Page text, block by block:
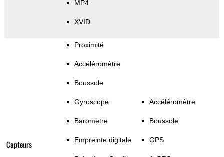
MP4
XVID
Capteurs
Proximité
Accéléromètre
Boussole
Gyroscope
Baromètre
Empreinte digitale
Accéléromètre
Boussole
GPS